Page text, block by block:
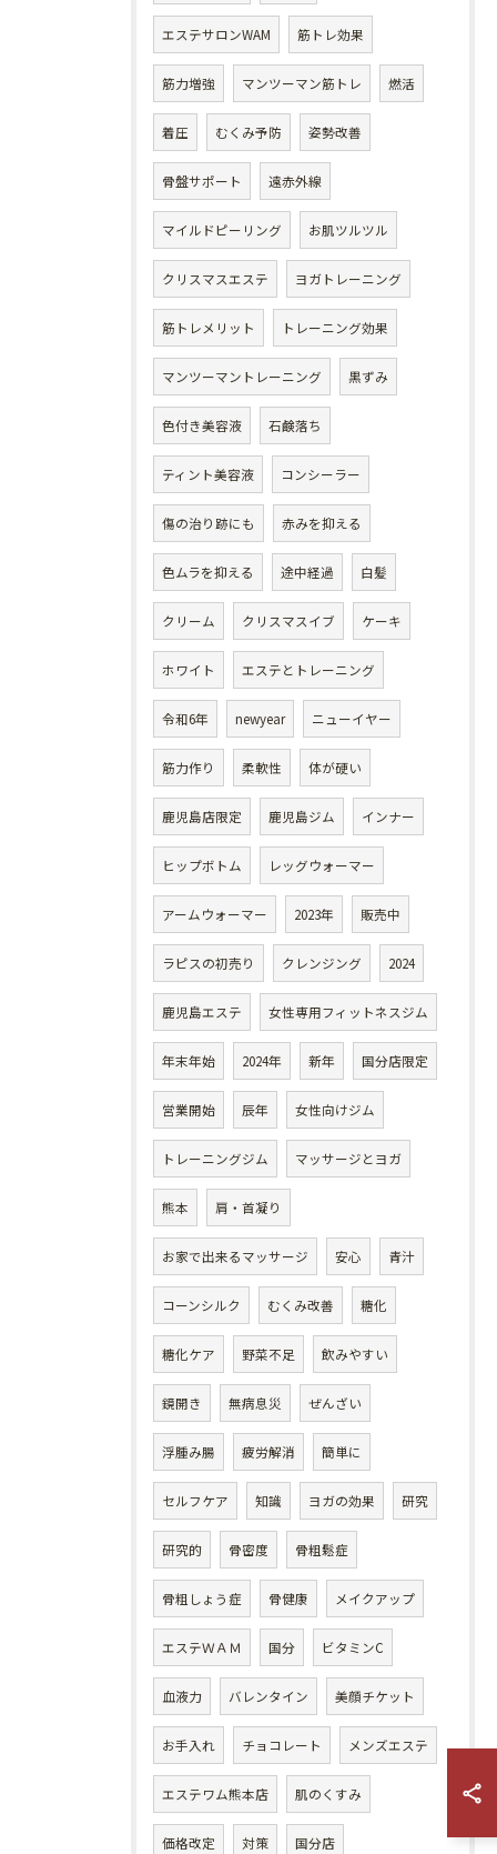
エステサロンWAM 筋トレ効果
筋力増強 マンツーマン筋トレ 燃活
着圧 むくみ予防 姿勢改善
骨盤サポート 遠赤外線
マイルドピーリング お肌ツルツル
クリスマスエステ ヨガトレーニング
筋トレメリット トレーニング効果
マンツーマントレーニング 黒ずみ
色付き美容液 石鹸落ち
ティント美容液 コンシーラー
傷の治り跡にも 赤みを抑える
色ムラを抑える 途中経過 白髪
クリーム クリスマスイブ ケーキ
ホワイト エステとトレーニング
令和6年 newyear ニューイヤー
筋力作り 柔軟性 体が硬い
鹿児島店限定 鹿児島ジム インナー
ヒップボトム レッグウォーマー
アームウォーマー 2023年 販売中
ラピスの初売り クレンジング 2024
鹿児島エステ 女性専用フィットネスジム
年末年始 2024年 新年 国分店限定
営業開始 辰年 女性向けジム
トレーニングジム マッサージとヨガ
熊本 肩・首凝り
お家で出来るマッサージ 安心 青汁
コーンシルク むくみ改善 糖化
糖化ケア 野菜不足 飲みやすい
鏡開き 無病息災 ぜんざい
浮腫み腸 疲労解消 簡単に
セルフケア 知識 ヨガの効果 研究
研究的 骨密度 骨粗鬆症
骨粗しょう症 骨健康 メイクアップ
エステＷＡＭ 国分 ビタミンC
血液力 バレンタイン 美顔チケット
お手入れ チョコレート メンズエステ
エステワム熊本店 肌のくすみ
価格改定 対策 国分店